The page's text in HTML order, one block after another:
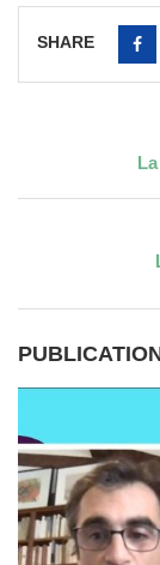
SHARE